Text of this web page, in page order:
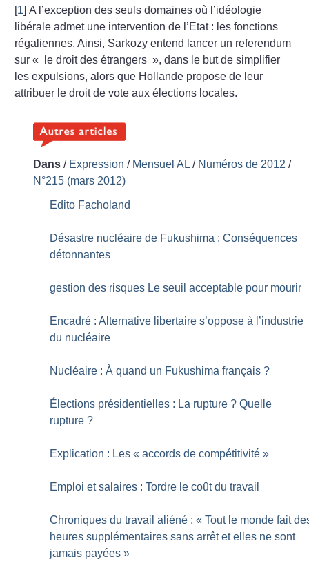
[1]A l’exception des seuls domaines où l’idéologie
libérale admet une intervention de l’Etat : les fonctions
régaliennes. Ainsi, Sarkozy entend lancer un referendum
sur «
le droit des étrangers », dans le but de simplifier
les expulsions, alors que Hollande propose de leur
attribuer le droit de vote aux élections locales.
Dans / Expression / Mensuel AL / Numéros de 2012 /
N°215 (mars 2012)
Edito Facholand
Désastre nucléaire de Fukushima : Conséquences
détonnantes
gestion des risques Le seuil acceptable pour mourir
Encadré : Alternative libertaire s’oppose à l’industrie
du nucléaire
Nucléaire : À quand un Fukushima français ?
Élections présidentielles : La rupture ? Quelle
rupture ?
Explication : Les « accords de compétitivité »
Emploi et salaires : Tordre le coût du travail
Chroniques du travail aliéné : « Tout le monde fait
heures supplémentaires sans arrêt et elles ne sont
jamais payées »